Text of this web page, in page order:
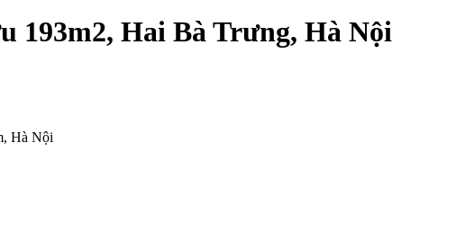
193m2, Hai Bà Trưng, Hà Nội
Hà Nội